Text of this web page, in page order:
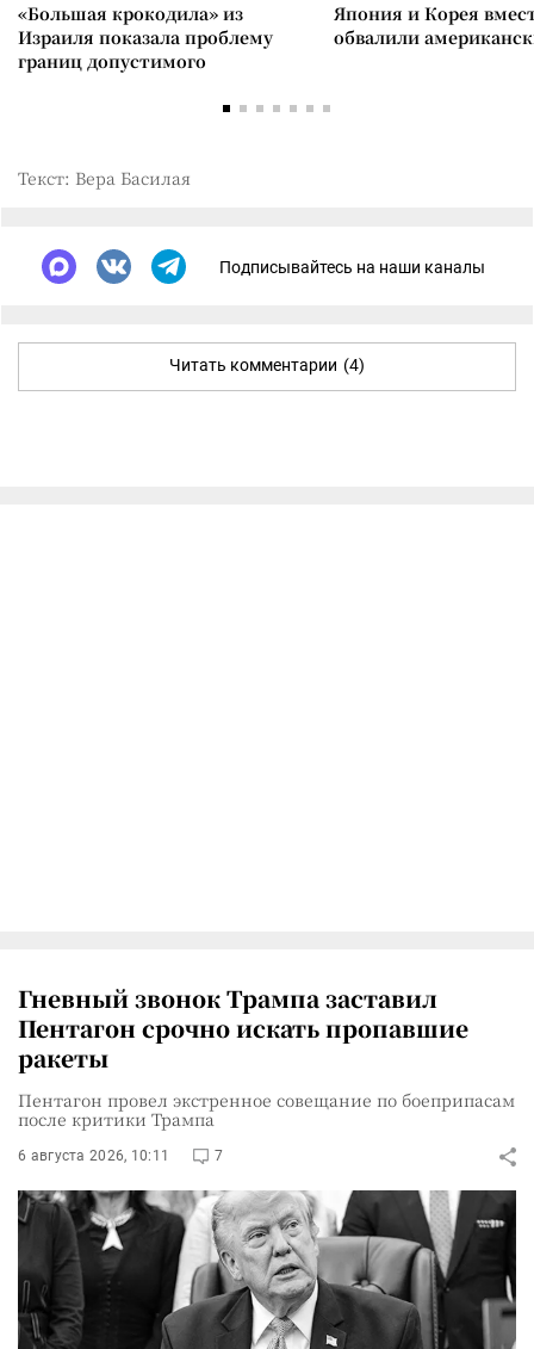
«Большая крокодила» из
Израиля показала проблему
границ допустимого
Япония и Корея
обвалили
Текст: Вера Басилая
Подписывайтесь на наши каналы
Читать комментарии (4)
Гневный звонок Трампа заставил
Пентагон срочно искать пропавшие
ракеты
Пентагон провел экстренное совещание по боеприпасам
после критики Трампа
6 августа 2026, 10:11 7